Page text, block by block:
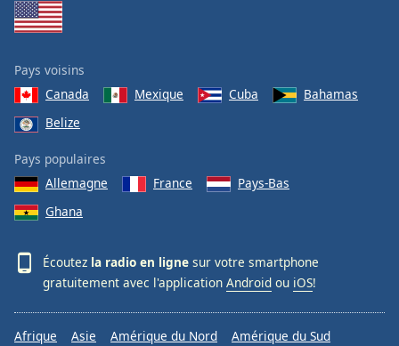
Pays voisins
Canada
Mexique Cuba
Bahamas
Belize
Pays populaires
Allemagne
France
Pays-Bas
Ghana
Écoutez la radio en ligne sur votre smartphone
gratuitement avec l'application Android ou iOS!
Afrique Asie Amérique du Nord
Amérique du Sud